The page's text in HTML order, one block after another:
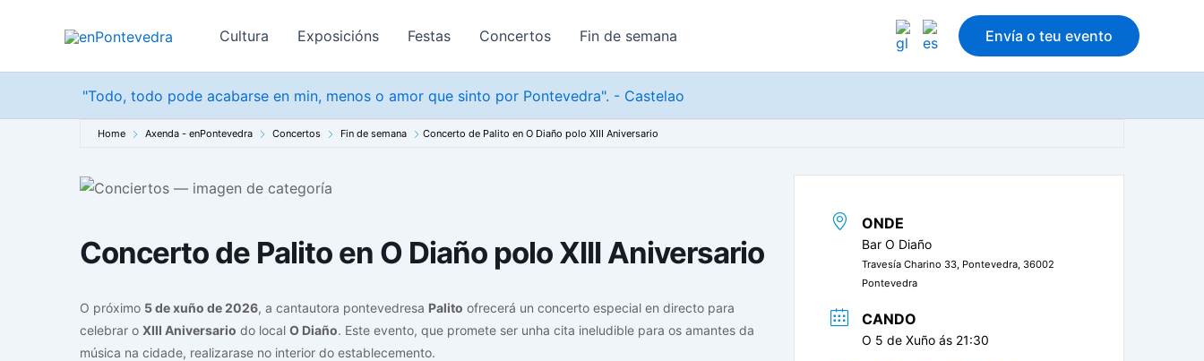
Cultura Exposicións Festas Concertos Fin de semana Envía o teu evento
"Todo, todo pode acabarse en min, menos o amor que sinto por Pontevedra". - Castelao
Home Axenda - enPontevedra Concertos Fin de semana Concerto de Palito en O Diaño polo XIII Aniversario
Concerto de Palito en O Diaño polo XIII Aniversario
O próximo 5 de xuño de 2026, a cantautora pontevedresa Palito ofrecerá un concerto especial en directo para
celebrar o XIII Aniversario do local O Diaño. Este evento, que promete ser unha cita ineludible para os amantes da
música na cidade, realizarase no interior do establecemento.
ONDE
Bar O Diaño
Travesía Charino 33, Pontevedra, 36002
Pontevedra
CANDO
O 5 de Xuño ás 21:30